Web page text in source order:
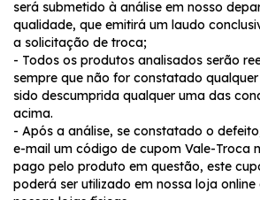
será submetido à análise em nosso
qualidade, que emitirá um laudo
a solicitação de troca;
- Todos os produtos analisados serão
sempre que não for constatado
sido descumprida qualquer uma das
acima.
- Após a análise, se constatado o
e-mail um código de cupom Vale-Troca
pago pelo produto em questão, este
poderá ser utilizado em nossa loja